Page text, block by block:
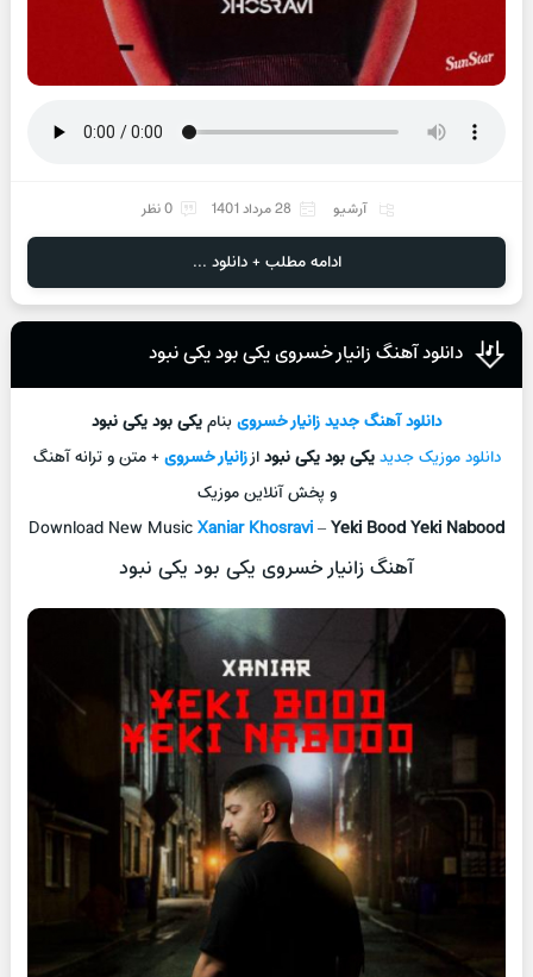
آرشیو 28 مرداد 1401 0 نظر
ادامه مطلب + دانلود ...
دانلود آهنگ زانیار خسروی یکی بود یکی نبود
دانلود آهنگ جديدزانیار خسرویبنامیکی بود یکی نبود
دانلود موزیک جديدیکی بود یکی نبوداززانیار خسروی+ متن و ترانه آهنگ
و پخش آنلاين موزيک
Download New MusicXaniar Khosravi–Yeki Bood Yeki Nabood
آهنگ زانیار خسروی یکی بود یکی نبود